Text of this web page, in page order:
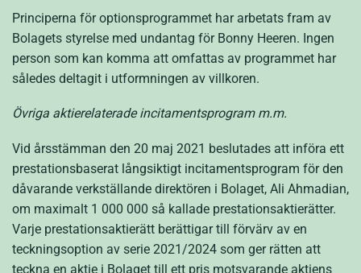
Principerna för optionsprogrammet har arbetats fram av
Bolagets styrelse med undantag för Bonny Heeren. Ingen
person som kan komma att omfattas av programmet har
således deltagit i utformningen av villkoren.
Övriga aktierelaterade incitamentsprogram m.m.
Vid årsstämman den 20 maj 2021 beslutades att införa ett
prestationsbaserat långsiktigt incitamentsprogram för den
dåvarande verkställande direktören i Bolaget, Ali Ahmadian,
om maximalt 1 000 000 så kallade prestationsaktierätter.
Varje prestationsaktierätt berättigar till förvärv av en
teckningsoption av serie 2021/2024 som ger rätten att
teckna en aktie i Bolaget till ett pris motsvarande aktiens